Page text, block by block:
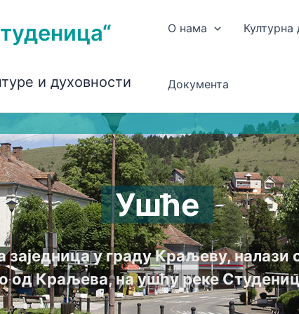
и духовности
О нама Културна
Документа
Ушће
заједница у граду Краљеву, налази
од Краљева, на ушћу реке